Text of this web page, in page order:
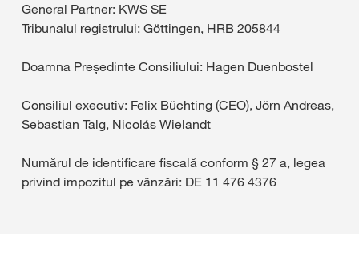
General Partner: KWS SE
Tribunalul registrului: Göttingen, HRB 205844
Doamna Președinte Consiliului: Hagen Duenbostel
Consiliul executiv: Felix Büchting (CEO), Jörn Andreas,
Sebastian Talg, Nicolás Wielandt
Numărul de identificare fiscală conform § 27 a, legea
privind impozitul pe vânzări: DE 11 476 4376